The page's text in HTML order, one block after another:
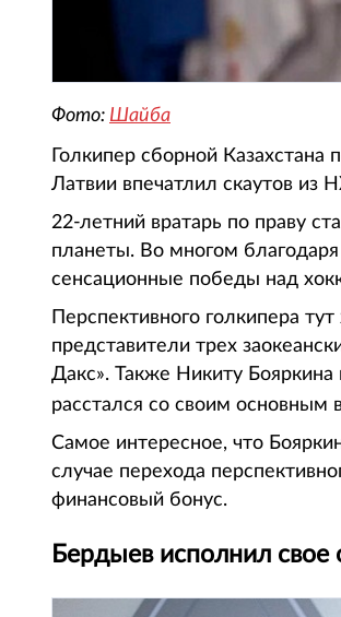
Фото: Шайба
Голкипер сборной Казахстана
Латвии впечатлил скаутов из
22-летний вратарь по праву
планеты. Во многом благодаря
сенсационные победы над
Перспективного голкипера
представители трех
Дакс». Также Никиту
расстался со своим основным
Самое интересное, что
случае перехода
финансовый бонус.
Бердыев исполнил